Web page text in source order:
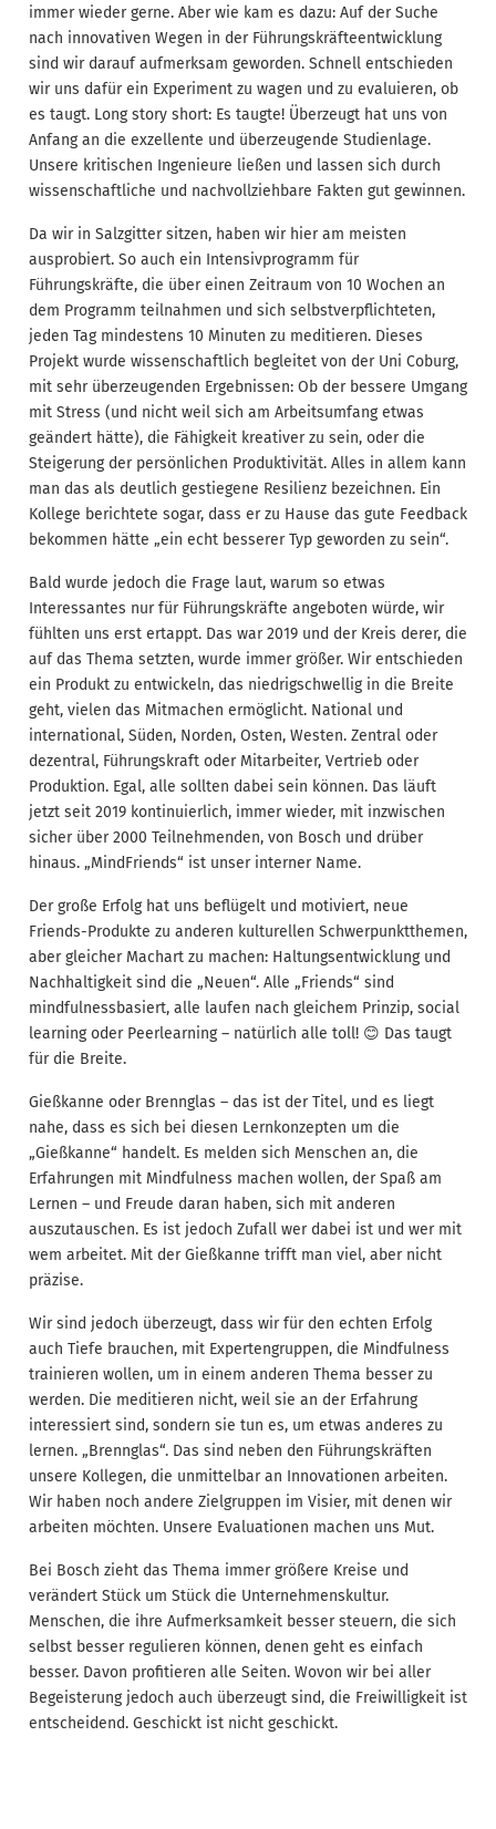
immer wieder gerne. Aber wie kam es dazu: Auf der Suche
nach innovativen Wegen in der Führungskräfteentwicklung
sind wir darauf aufmerksam geworden. Schnell entschieden
wir uns dafür ein Experiment zu wagen und zu evaluieren, ob
es taugt. Long story short: Es taugte! Überzeugt hat uns von
Anfang an die exzellente und überzeugende Studienlage.
Unsere kritischen Ingenieure ließen und lassen sich durch
wissenschaftliche und nachvollziehbare Fakten gut gewinnen.
Da wir in Salzgitter sitzen, haben wir hier am meisten
ausprobiert. So auch ein Intensivprogramm für
Führungskräfte, die über einen Zeitraum von 10 Wochen an
dem Programm teilnahmen und sich selbstverpflichteten,
jeden Tag mindestens 10 Minuten zu meditieren. Dieses
Projekt wurde wissenschaftlich begleitet von der Uni Coburg,
mit sehr überzeugenden Ergebnissen: Ob der bessere Umgang
mit Stress (und nicht weil sich am Arbeitsumfang etwas
geändert hätte), die Fähigkeit kreativer zu sein, oder die
Steigerung der persönlichen Produktivität. Alles in allem kann
man das als deutlich gestiegene Resilienz bezeichnen. Ein
Kollege berichtete sogar, dass er zu Hause das gute Feedback
bekommen hätte „ein echt besserer Typ geworden zu sein“.
Bald wurde jedoch die Frage laut, warum so etwas
Interessantes nur für Führungskräfte angeboten würde, wir
fühlten uns erst ertappt. Das war 2019 und der Kreis derer, die
auf das Thema setzten, wurde immer größer. Wir entschieden
ein Produkt zu entwickeln, das niedrigschwellig in die Breite
geht, vielen das Mitmachen ermöglicht. National und
international, Süden, Norden, Osten, Westen. Zentral oder
dezentral, Führungskraft oder Mitarbeiter, Vertrieb oder
Produktion. Egal, alle sollten dabei sein können. Das läuft
jetzt seit 2019 kontinuierlich, immer wieder, mit inzwischen
sicher über 2000 Teilnehmenden, von Bosch und drüber
hinaus. „MindFriends“ ist unser interner Name.
Der große Erfolg hat uns beflügelt und motiviert, neue
Friends-Produkte zu anderen kulturellen Schwerpunktthemen,
aber gleicher Machart zu machen: Haltungsentwicklung und
Nachhaltigkeit sind die „Neuen“. Alle „Friends“ sind
mindfulnessbasiert, alle laufen nach gleichem Prinzip, social
learning oder Peerlearning – natürlich alle toll! 😊 Das taugt
für die Breite.
Gießkanne oder Brennglas – das ist der Titel, und es liegt
nahe, dass es sich bei diesen Lernkonzepten um die
„Gießkanne“ handelt. Es melden sich Menschen an, die
Erfahrungen mit Mindfulness machen wollen, der Spaß am
Lernen – und Freude daran haben, sich mit anderen
auszutauschen. Es ist jedoch Zufall wer dabei ist und wer mit
wem arbeitet. Mit der Gießkanne trifft man viel, aber nicht
präzise.
Wir sind jedoch überzeugt, dass wir für den echten Erfolg
auch Tiefe brauchen, mit Expertengruppen, die Mindfulness
trainieren wollen, um in einem anderen Thema besser zu
werden. Die meditieren nicht, weil sie an der Erfahrung
interessiert sind, sondern sie tun es, um etwas anderes zu
lernen. „Brennglas“. Das sind neben den Führungskräften
unsere Kollegen, die unmittelbar an Innovationen arbeiten.
Wir haben noch andere Zielgruppen im Visier, mit denen wir
arbeiten möchten. Unsere Evaluationen machen uns Mut.
Bei Bosch zieht das Thema immer größere Kreise und
verändert Stück um Stück die Unternehmenskultur.
Menschen, die ihre Aufmerksamkeit besser steuern, die sich
selbst besser regulieren können, denen geht es einfach
besser. Davon profitieren alle Seiten. Wovon wir bei aller
Begeisterung jedoch auch überzeugt sind, die Freiwilligkeit ist
entscheidend. Geschickt ist nicht geschickt.